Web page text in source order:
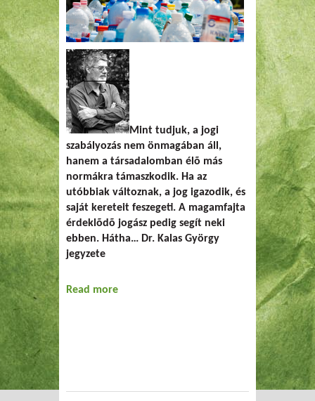
Mint tudjuk, a jogi
szabályozás nem önmagában áll,
hanem a társadalomban élõ más
normákra támaszkodik. Ha az
utóbbiak változnak, a jog igazodik, és
saját kereteit feszegeti. A magamfajta
érdeklõdõ jogász pedig segít neki
ebben. Hátha… Dr. Kalas György
jegyzete
Read more